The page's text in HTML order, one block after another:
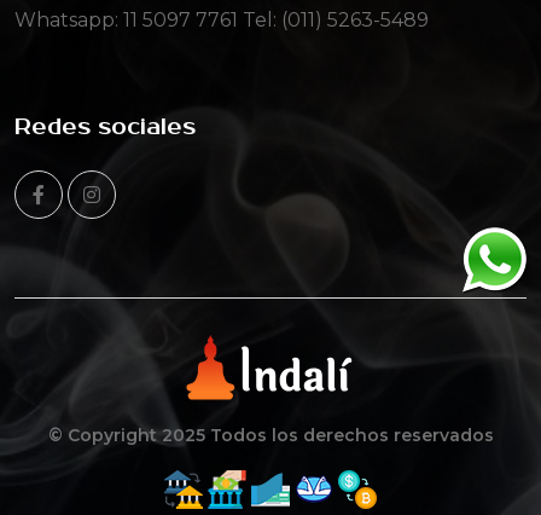
Whatsapp: 11 5097 7761 Tel: (011) 5263-5489
Redes sociales
© Copyright 2025 Todos los derechos reservados